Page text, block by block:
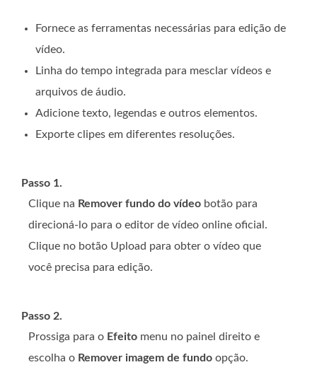
Fornece as ferramentas necessárias para edição de
vídeo.
Linha do tempo integrada para mesclar vídeos e
arquivos de áudio.
Adicione texto, legendas e outros elementos.
Exporte clipes em diferentes resoluções.
Passo 1.
Clique na Remover fundo do vídeo botão para
direcioná-lo para o editor de vídeo online oficial.
Clique no botão Upload para obter o vídeo que
você precisa para edição.
Passo 2.
Prossiga para o Efeito menu no painel direito e
escolha o Remover imagem de fundo opção.